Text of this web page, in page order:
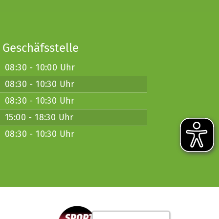
08:30 - 10:00 Uhr
08:30 - 10:30 Uhr
08:30 - 10:30 Uhr
15:00 - 18:30 Uhr
08:30 - 10:30 Uhr